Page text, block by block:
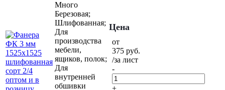
Много
Березовая;
Шлифованная;
Для
производства
мебели,
ящиков, полок;
Для
внутренней
обшивки
Цена
от
375 руб.
/за лист
-